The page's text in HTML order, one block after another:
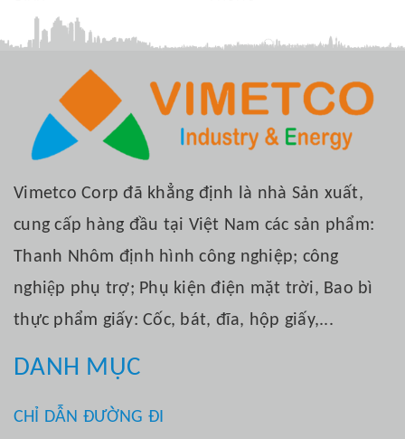
Vimetco Corp đã khẳng định là nhà Sản xuất,
cung cấp hàng đầu tại Việt Nam các sản phẩm:
Thanh Nhôm định hình công nghiệp; công
nghiệp phụ trợ; Phụ kiện điện mặt trời, Bao bì
thực phẩm giấy: Cốc, bát, đĩa, hộp giấy,...
DANH MỤC
CHỈ DẪN ĐƯỜNG ĐI